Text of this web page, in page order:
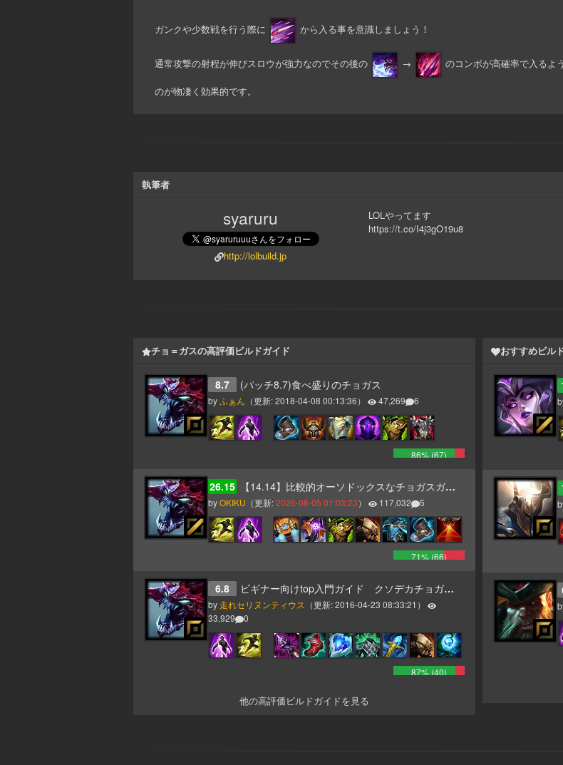
ガンクや少数戦を行う際に から入る事を意識しましょう！
通常攻撃の射程が伸びスロウが強力なのでその後の → のコンボが高確率で入るよ
のが物凄く効果的です。
執筆者
syaruru
http://lolbuild.jp
LOLやってます
https://t.co/I4j3gO19u8
チョ＝ガスの高評価ビルドガイド
8.7 (パッチ8.7)食べ盛りのチョガス
byふぁん （更新:2018-04-08 00:13:36） 47,269 6
86% (67)
26.15 【14.14】比較的オーソドックスなチョガスガイド（タンク、AP二本立て）
byOKIKU （更新:2026-08-05 01:03:23） 117,032 5
71% (66)
6.8 ビギナー向けtop入門ガイド クソデカチョガスくん
by 走れセリヌンティウス （更新:2016-04-23 08:33:21 ）
33,929
0
87% (40)
他の高評価ビルドガイドを見る
おすすめビル